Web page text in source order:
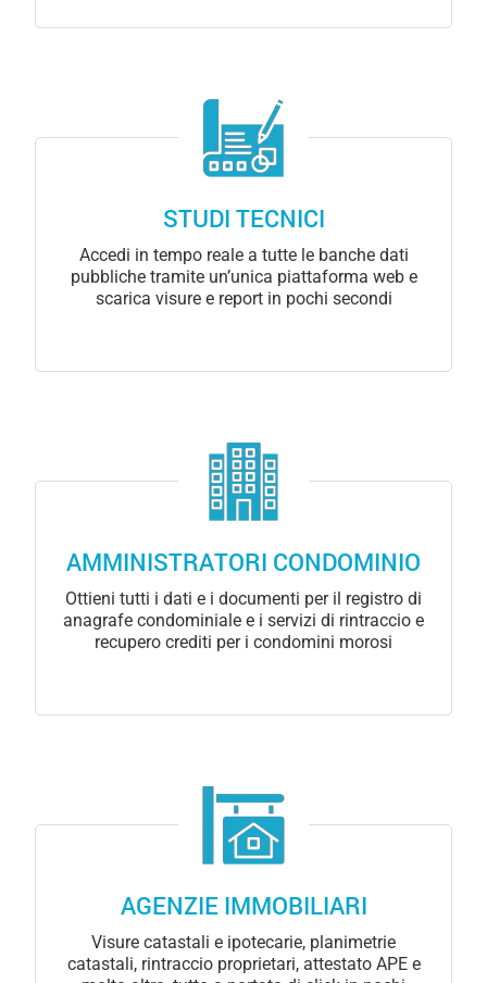
STUDI TECNICI
Accedi in tempo reale a tutte le banche dati
pubbliche tramite un’unica piattaforma web e
scarica visure e report in pochi secondi
AMMINISTRATORI CONDOMINIO
Ottieni tutti i dati e i documenti per il registro di
anagrafe condominiale e i servizi di rintraccio e
recupero crediti per i condomini morosi
AGENZIE IMMOBILIARI
Visure catastali e ipotecarie, planimetrie
catastali, rintraccio proprietari, attestato APE e